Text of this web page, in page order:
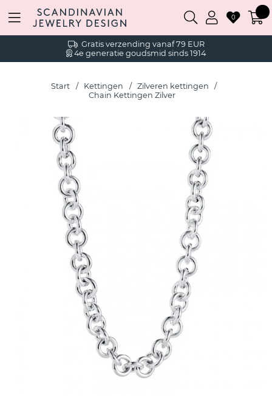
Gratis verzending vanaf 79 EUR
4e generatie goudsmid sinds 1914
0
Start Kettingen
Zilveren kettingen
Chain Kettingen Zilver